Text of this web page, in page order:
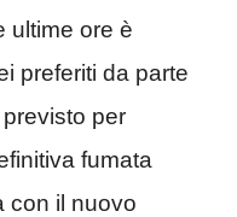
ultime ore è
preferiti da parte
per
fumata
con il nuovo